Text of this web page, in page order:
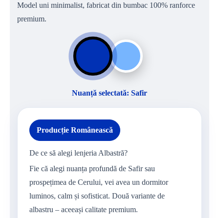
Model uni minimalist, fabricat din bumbac 100% ranforce
premium.
Nuanță selectată: Safir
Producție Românească
De ce să alegi lenjeria Albastră?
Fie că alegi nuanța profundă de Safir sau
prospețimea de Cerului, vei avea un dormitor
luminos, calm și sofisticat. Două variante de
albastru – aceeași calitate premium.